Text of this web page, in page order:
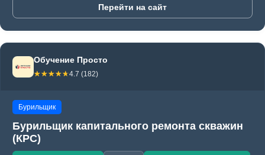
Перейти на сайт
Обучение Просто
☆☆☆☆☆
★★★★★4.7 (182)
Бурильщик
Бурильщик капитального ремонта скважин
(КРС)